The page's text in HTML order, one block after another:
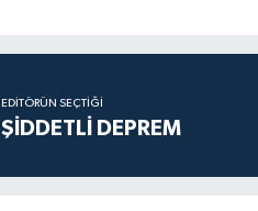
EDITÖRÜN SEÇTIĞI
ŞİDDETLİ DEPREM